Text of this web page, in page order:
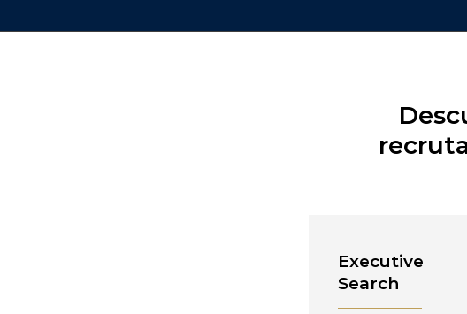
Executive
Search